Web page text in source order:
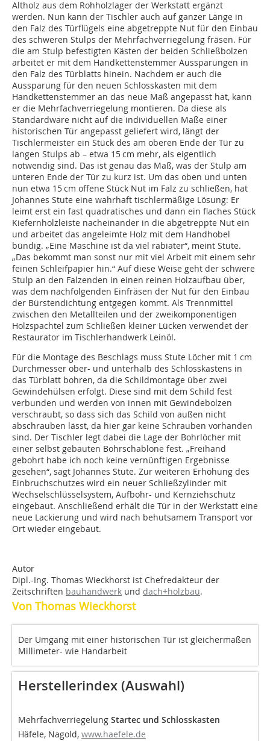
Altholz aus dem Rohholzlager der Werkstatt ergänzt
werden. Nun kann der Tischler auch auf ganzer Länge in
den Falz des Türflügels eine abgetreppte Nut für den Einbau
des schweren Stulps der Mehrfachverriegelung fräsen. Für
die am Stulp befestigten Kästen der beiden Schließbolzen
arbeitet er mit dem Handkettenstemmer Aussparungen in
den Falz des Türblatts hinein. Nachdem er auch die
Aussparung für den neuen Schlosskasten mit dem
Handkettenstemmer an das neue Maß angepasst hat, kann
er die Mehrfachverriegelung montieren. Da diese als
Standardware nicht auf die individuellen Maße einer
historischen Tür angepasst geliefert wird, längt der
Tischlermeister ein Stück des am oberen Ende der Tür zu
langen Stulps ab – etwa 15 cm mehr, als eigentlich
notwendig sind. Das ist genau das Maß, was der Stulp am
unteren Ende der Tür zu kurz ist. Um das oben und unten
nun etwa 15 cm offene Stück Nut im Falz zu schließen, hat
Johannes Stute eine wahrhaft tischlermäßige Lösung: Er
leimt erst ein fast quadratisches und dann ein flaches Stück
Kiefernholzleiste nacheinander in die abgetreppte Nut ein
und arbeitet das angeleimte Holz mit dem Handhobel
bündig. „Eine Maschine ist da viel rabiater“, meint Stute.
„Das bekommt man sonst nur mit viel Arbeit mit einem sehr
feinen Schleifpapier hin.“ Auf diese Weise geht der schwere
Stulp an den Falzenden in einen reinen Holzaufbau über,
was dem nachfolgenden Einfräsen der Nut für den Einbau
der Bürstendichtung entgegen kommt. Als Trennmittel
zwischen den Metallteilen und der zweikomponentigen
Holzspachtel zum Schließen kleiner Lücken verwendet der
Restaurator im Tischlerhandwerk Leinöl.
Für die Montage des Beschlags muss Stute Löcher mit 1 cm
Durchmesser ober- und unterhalb des Schlosskastens in
das Türblatt bohren, da die Schildmontage über zwei
Gewindehülsen erfolgt. Diese sind mit dem Schild fest
verbunden und werden von innen mit Gewindebolzen
verschraubt, so dass sich das Schild von außen nicht
abschrauben lässt, da hier gar keine Schrauben vorhanden
sind. Der Tischler legt dabei die Lage der Bohrlöcher mit
einer selbst gebauten Bohrschablone fest. „Freihand
gebohrt habe ich noch keine vernünftigen Ergebnisse
gesehen“, sagt Johannes Stute. Zur weiteren Erhöhung des
Einbruchschutzes wird ein neuer Schließzylinder mit
Wechselschlüsselsystem, Aufbohr- und Kernzieh­schutz
eingebaut. Anschließend erhält die Tür in der Werkstatt eine
neue Lackierung und wird nach behutsamem Transport vor
Ort wieder eingebaut.
Autor
Dipl.-Ing. Thomas Wieckhorst ist Chefredakteur der
Zeitschriften bauhandwerk und dach+holzbau.
Von Thomas Wieckhorst
Der Umgang mit einer historischen Tür ist gleichermaßen
Millimeter- wie Handarbeit
Herstellerindex (Auswahl)
Mehrfachverriegelung Startec und Schlosskasten
Häfele, Nagold, www.haefele.de